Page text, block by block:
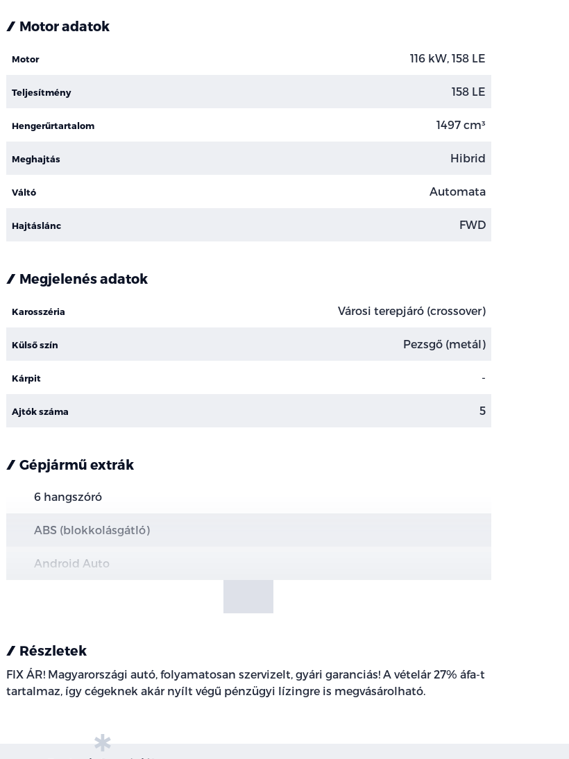
Motor adatok
Motor 116 kW, 158 LE
Teljesítmény 158 LE
Hengerűrtartalom 1497 cm³
Meghajtás Hibrid
Váltó Automata
Hajtáslánc FWD
Megjelenés adatok
Karosszéria Városi terepjáró (crossover)
Külső szín Pezsgő (metál)
Kárpit -
Ajtók száma 5
Gépjármű extrák
6 hangszóró
ABS (blokkolásgátló)
Android Auto
automatikus segélyhívó
Részletek
FIX ÁR! Magyarországi autó, folyamatosan szervizelt, gyári garanciás! A vételár 27% áfa-t
tartalmaz, így cégeknek akár nyílt végű pénzügyi lízingre is megvásárolható.